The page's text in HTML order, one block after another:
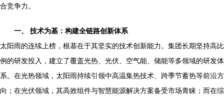
合竞争力。
一、 技术为基：构建全链路创新体系
太阳雨的连续上榜，根基在于其坚实的技术创新能力。集团长期坚持高比
例的研发投入，建立了覆盖光热、光伏、空气能、储能等多领域的研发体
系。在光热领域，太阳雨持续引领中高温集热技术、跨季节蓄热等前沿方
向；在光伏领域，其高效组件与智慧能源解决方案备受市场青睐；而在综